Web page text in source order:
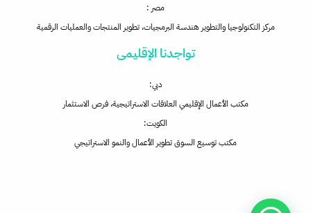
مصر :
مركز التكنولوجيا والتطوير هندسة البرمجيات، تطوير المنتجات والعمليات الرقمية
تواجدنا الإقليمى
دبي:
مكتب الأعمال الإقليمي العلاقات الاستراتيجية، فرص الاستثمار
الكويت:
مكتب توسيع السوق تطوير الأعمال والنمو الاستراتيجي